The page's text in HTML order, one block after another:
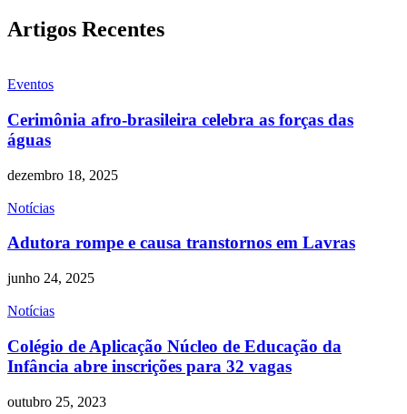
Artigos Recentes
Eventos
Cerimônia afro-brasileira celebra as forças das
águas
dezembro 18, 2025
Notícias
Adutora rompe e causa transtornos em Lavras
junho 24, 2025
Notícias
Colégio de Aplicação Núcleo de Educação da
Infância abre inscrições para 32 vagas
outubro 25, 2023